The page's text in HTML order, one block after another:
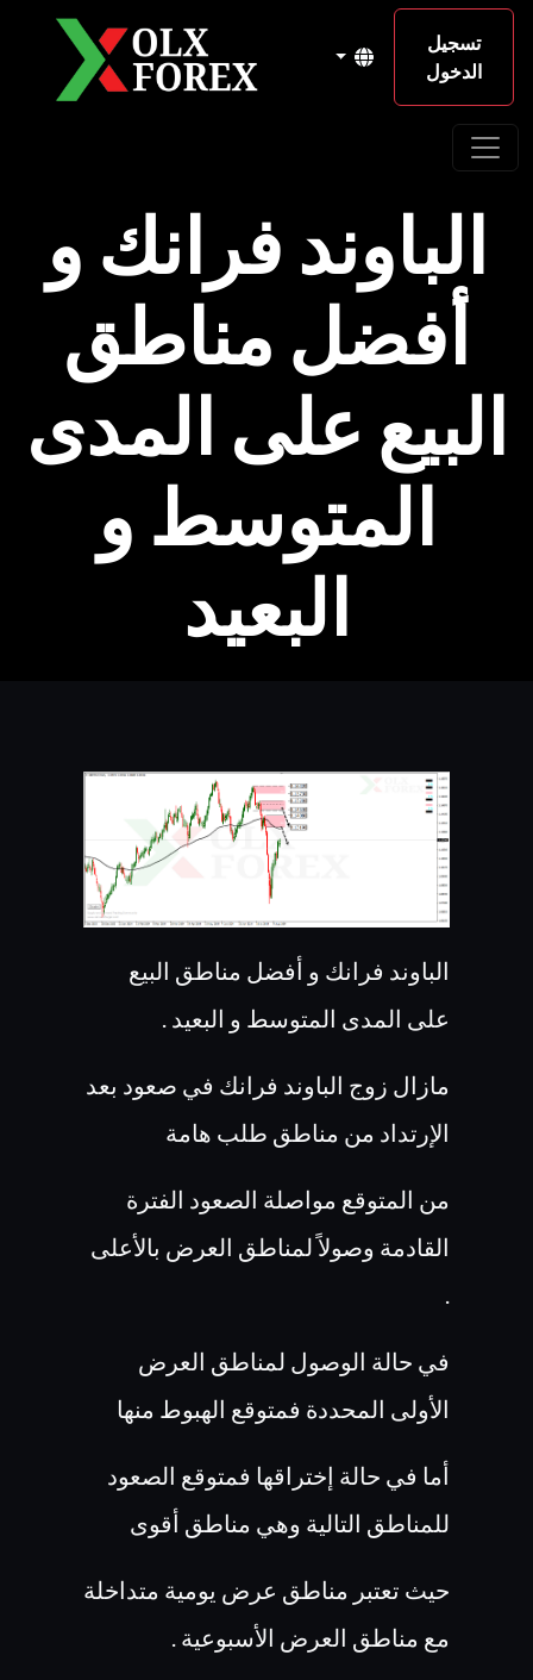
تسجيل
الدخول
الباوند فرانك و
أفضل مناطق
البيع على المدى
المتوسط و
البعيد
الباوند فرانك و أفضل مناطق البيع
على المدى المتوسط و البعيد .
مازال زوج الباوند فرانك في صعود بعد
الإرتداد من مناطق طلب هامة
من المتوقع مواصلة الصعود الفترة
القادمة وصولاً لمناطق العرض بالأعلى
.
في حالة الوصول لمناطق العرض
الأولى المحددة فمتوقع الهبوط منها
أما في حالة إختراقها فمتوقع الصعود
للمناطق التالية وهي مناطق أقوى
حيث تعتبر مناطق عرض يومية متداخلة
مع مناطق العرض الأسبوعية .